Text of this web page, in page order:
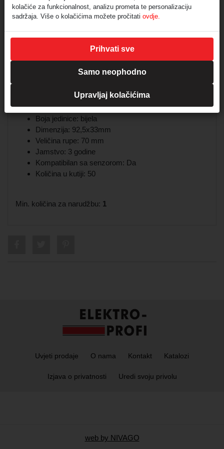
Kompatibilan s GU10 svjetiljkama (*Lampa nije uključena)
Prikladno za ugradnju u ugradnju
Primjene - hoteli, stambeni objekti, restorani, komercijalna
Model: VT-981-W
IP zaštita: IP44
Materijal: PC
Boja jedinice: bijela
Dimenzija: 92,5x33mm
Veličina rupe: 70 mm
Jamstvo: 3 godine
Kompatibilan sa senzorom: Da
Količina u kutiji: 50
Min. količina za narudžbu: 1
Uvjeti prodaje O nama Kontakt Katalozi
Izjava o privatnosti Uredi svoju privolu
web by NIVAGO
kolačiće za funkcionalnost, analizu prometa te personalizaciju
sadržaja. Više o kolačićima možete pročitati ovdje.
Prihvati sve
Samo neophodno
Upravljaj kolačićima